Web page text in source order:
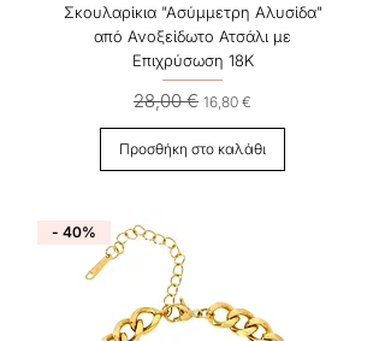
Σκουλαρίκια "Ασύμμετρη Αλυσίδα"
από Ανοξείδωτο Ατσάλι με
Επιχρύσωση 18Κ
Κανονική τιμή
28,00 € Τιμή Έκπτωσης
16,80 €
Προσθήκη στο καλάθι
- 40%